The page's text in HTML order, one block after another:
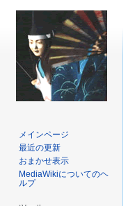
メインページ
最近の更新
おまかせ表示
MediaWikiについてのヘ
ルプ